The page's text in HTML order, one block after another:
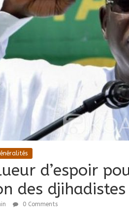
d’espoir
des djihadistes
0 Comments